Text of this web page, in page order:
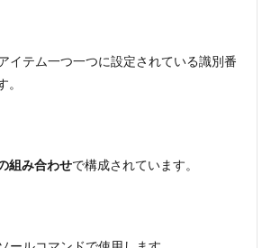
イテム一つ一つに設定されている識別番
。
組み合わせで構成されています。